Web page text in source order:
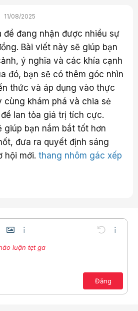
11/08/2025
đề đang nhận được nhiều sự
Bài viết này sẽ giúp bạn
ý nghĩa và các khía cạnh
đó, bạn sẽ có thêm góc nhìn
thức và áp dụng vào thực
cùng khám phá và chia sẻ
lan tỏa giá trị tích cực.
giúp bạn nắm bắt tốt hơn
đưa ra quyết định sáng
hội mới. thang nhôm gác xếp
liên kết
Chèn hình ảnh
Thêm tùy chọn… Undo Thêm
sách
Danh sách có thứ tự
Căn lề
Căn trái
Justify text
Paragraph format
Gạch ngang
table
Insert horizontal line
Spoiler
Lưu nháp
luận tẹt ga
Đăng